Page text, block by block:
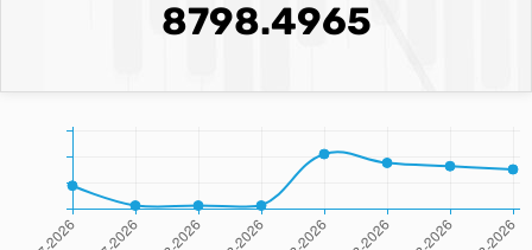
8798.4965